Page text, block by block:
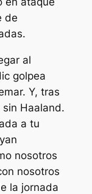
de
al
golpea
Y, tras
Haaland.
a tu
nosotros
nosotros
la jornada